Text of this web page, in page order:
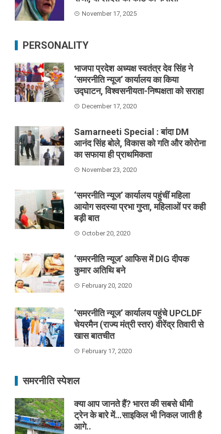
November 17, 2025
PERSONALITY
भाजपा प्रदेश अध्यक्ष स्वतंत्र देव सिंह ने
‘समरनीति न्यूज’ कार्यालय का किया
उद्घाटन, विश्वसनीयता-निष्पक्षता को सराहा
December 17, 2020
Samarneeti Special : बांदा DM
आनंद सिंह बोले, विकास को गति और कोरोना
का सफाया ही प्राथमिकता
November 23, 2020
‘समरनीति न्यूज’ कार्यालय पहुंचीं महिला
आयोग सदस्या प्रभा गुप्ता, महिलाओं पर कही
बड़ी बात
October 20, 2020
‘समरनीति न्यूज’ आफिस में DIG दीपक
कुमार अतिथि बने
February 20, 2020
‘समरनीति न्यूज’ कार्यालय पहुंचे UPCLDF
चेयरमैन (राज्य मंत्री स्तर) वीरेंद्र तिवारी से
खास बातचीत
February 17, 2020
समरनीति स्पेशल
क्या आप जानते हैं? भारत की सबसे धीमी
ट्रेन के बारे में…साइकिल भी निकल जाती है
आगे..